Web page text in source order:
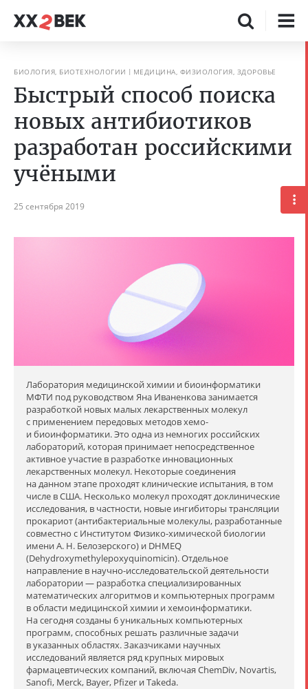
БИОЛОГИЯ, БИОТЕХНОЛОГИИ МЕДИЦИНА, ФИЗИОЛОГИЯ, ЗДОРОВЬЕ
Быстрый способ поиска
новых антибиотиков
разработан российскими
учёными
25 сентября 2019
Лаборатория медицинской химии и биоинформатики
МФТИ под руководством Яна Иваненкова занимается
разработкой новых малых лекарственных молекул
с применением передовых методов хемо-
и биоинформатики. Это одна из немногих российских
лабораторий, которая принимает непосредственное
активное участие в разработке инновационных
лекарственных молекул. Некоторые соединения
на данном этапе проходят клинические испытания, в том
числе в США. Несколько молекул проходят доклинические
исследования, в частности, новые ингибиторы трансляции
прокариот (антибактериальные молекулы, разработанные
совместно с Институтом Физико-химической биологии
имени А. Н. Белозерского) и DHMEQ
(Dehydroxymethylepoxyquinomicin). Отдельное
направление в научно-исследовательской деятельности
лаборатории — разработка специализированных
математических алгоритмов и компьютерных программ
в области медицинской химии и хемоинформатики.
На сегодня созданы 6 уникальных компьютерных
программ, способных решать различные задачи
в указанных областях. Заказчиками научных
исследований является ряд крупных мировых
фармацевтических компаний, включая ChemDiv, Novartis,
Sanofi, Merck, Bayer, Pfizer и Takeda.